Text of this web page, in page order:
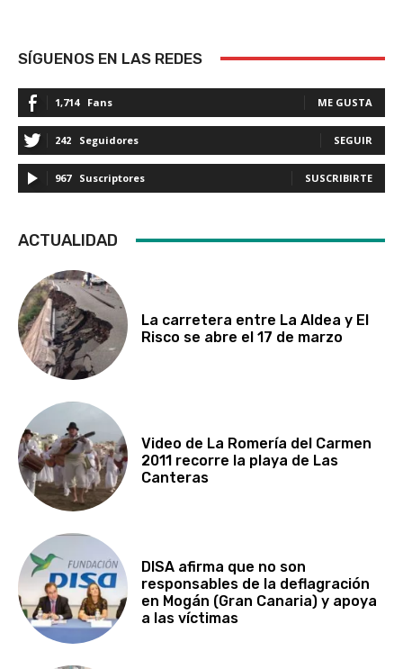
SÍGUENOS EN LAS REDES
1,714 Fans ME GUSTA
242 Seguidores SEGUIR
967 Suscriptores SUSCRIBIRTE
ACTUALIDAD
La carretera entre La Aldea y El
Risco se abre el 17 de marzo
Video de La Romería del Carmen
2011 recorre la playa de Las
Canteras
DISA afirma que no son
responsables de la deflagración
en Mogán (Gran Canaria) y apoya
a las víctimas